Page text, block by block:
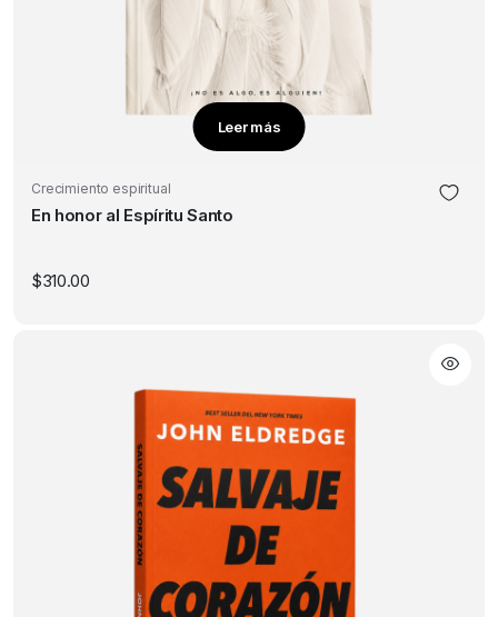
Leer más
Crecimiento espiritual
En honor al Espíritu Santo
$310.00